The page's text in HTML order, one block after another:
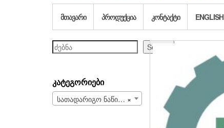
ᲛᲗᲐᲕᲐᲠᲘ ᲞᲠᲝᲓᲣᲥᲪᲘᲐ ᲙᲝᲜᲢᲐᲥᲢᲘ ENGLISH
ძებნა Search
ᲙᲐᲢᲔᲒᲝᲠᲘᲔᲑᲘ
×
სათადარიგო ნაწილები და სახარჯი მასალები (708)